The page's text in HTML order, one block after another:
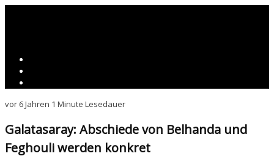
vor 6 Jahren 1 Minute Lesedauer
Galatasaray: Abschiede von Belhanda und
Feghouli werden konkret